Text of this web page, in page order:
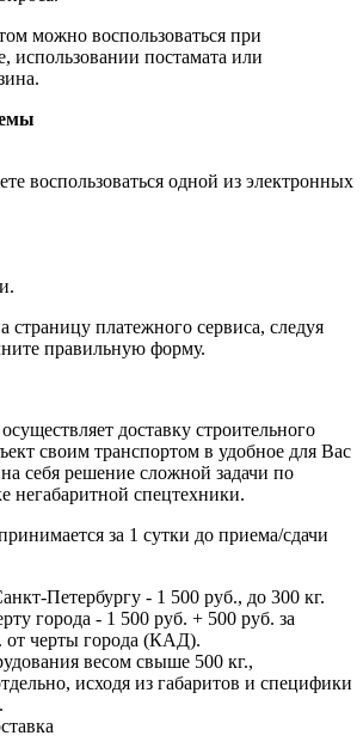
можно воспользоваться при
использовании постамата или
воспользоваться одной из электронных
страницу платежного сервиса, следуя
правильную форму.
доставку строительного
своим транспортом в удобное для Вас
себя решение сложной задачи по
негабаритной спецтехники.
за 1 сутки до приема/сдачи
Петербургу - 1 500 руб., до 300 кг.
города - 1 500 руб. + 500 руб. за
от черты города (КАД).
весом свыше 500 кг.,
исходя из габаритов и специфики